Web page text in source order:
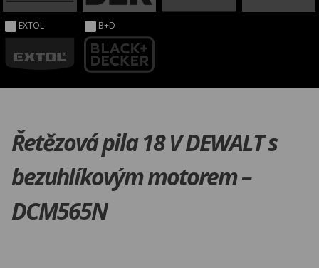
EXTOL B+D
Řetězová pila 18 V DEWALT s
bezuhlíkovým motorem –
DCM565N